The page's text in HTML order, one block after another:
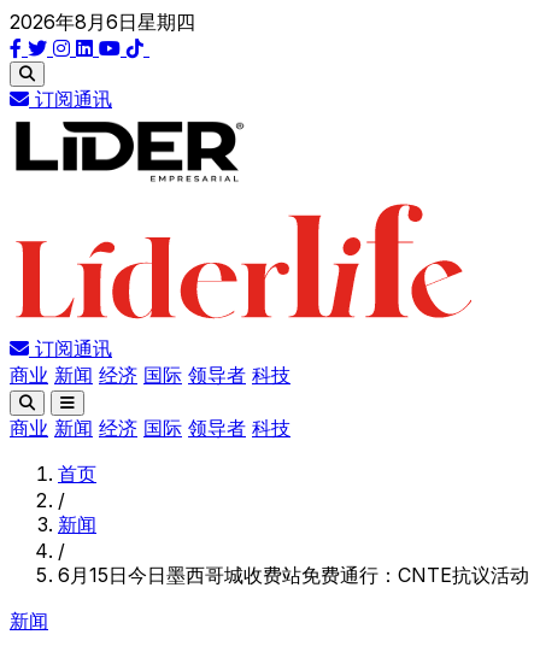
2026年8月6日星期四
订阅通讯
订阅通讯
商业 新闻 经济 国际 领导者 科技
商业 新闻 经济 国际 领导者 科技
首页
/
新闻
/
6月15日今日墨西哥城收费站免费通行：CNTE抗议活动
新闻